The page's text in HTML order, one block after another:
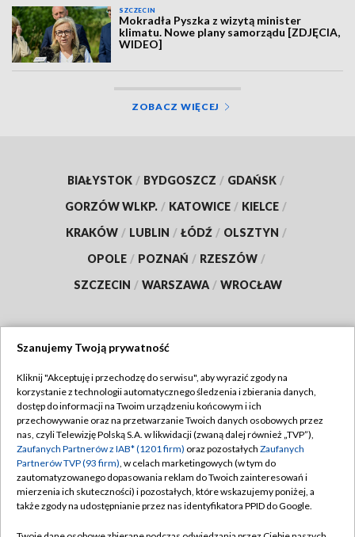
SZCZECIN
Mokradła Pyszka z wizytą minister
klimatu. Nowe plany samorządu [ZDJĘCIA,
WIDEO]
ZOBACZ WIĘCEJ
BIAŁYSTOK / BYDGOSZCZ / GDAŃSK /
GORZÓW WLKP. / KATOWICE / KIELCE /
KRAKÓW / LUBLIN / ŁÓDŹ / OLSZTYN /
OPOLE / POZNAŃ / RZESZÓW /
SZCZECIN / WARSZAWA / WROCŁAW
TVP
Abonament TVP
Emisja w TVP
Centrum informacji TVP
Naziemna Telewizja Cyfrowa
Regulamin TVP
Polityka prywatności
Moje zgody
Pomoc
Szanujemy Twoją prywatność
Kliknij "Akceptuję i przechodzę do serwisu", aby wyrazić zgody na
korzystanie z technologii automatycznego śledzenia i zbierania danych,
dostęp do informacji na Twoim urządzeniu końcowym i ich
przechowywanie oraz na przetwarzanie Twoich danych osobowych przez
nas, czyli Telewizję Polską S.A. w likwidacji (zwaną dalej również „TVP”),
Zaufanych Partnerów z IAB* (1201 firm) oraz pozostałych Zaufanych
Partnerów TVP (93 firm), w celach marketingowych (w tym do
zautomatyzowanego dopasowania reklam do Twoich zainteresowań i
mierzenia ich skuteczności) i pozostałych, które wskazujemy poniżej, a
także zgody na udostępnianie przez nas identyfikatora PPID do Google.